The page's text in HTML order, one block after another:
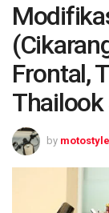
Frontal,
Thailook
by